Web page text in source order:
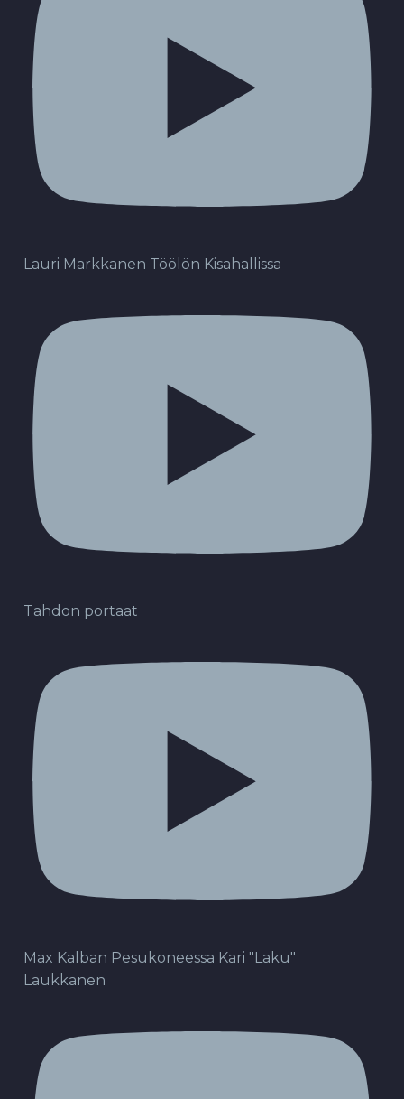
Lauri Markkanen Töölön Kisahallissa
Tahdon portaat
Max Kalban Pesukoneessa Kari "Laku"
Laukkanen